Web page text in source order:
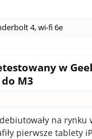
4,wi-fi 6e
w
M3
na
pierwsze tablety